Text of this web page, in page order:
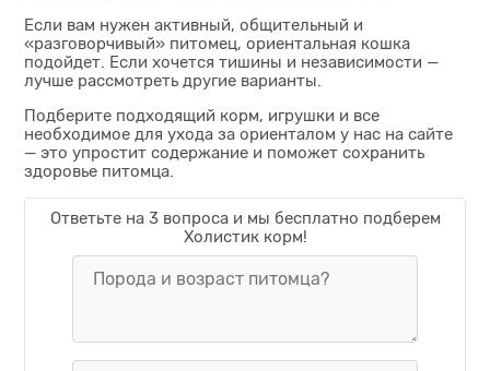
Если вам нужен активный, общительный и
«разговорчивый» питомец, ориентальная кошка
подойдет. Если хочется тишины и независимости —
лучше рассмотреть другие варианты.
Подберите подходящий корм, игрушки и все
необходимое для ухода за ориенталом у нас на сайте
— это упростит содержание и поможет сохранить
здоровье питомца.
Ответьте на 3 вопроса и мы бесплатно подберем
Холистик корм!